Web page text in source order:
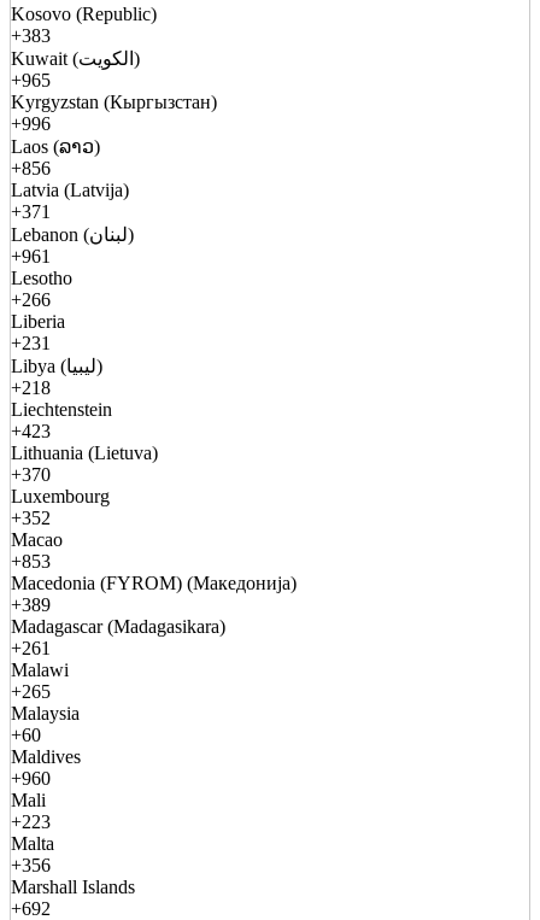
Kosovo (Republic)
+383
Kuwait (الكويت)
+965
Kyrgyzstan (Кыргызстан)
+996
Laos (ລາວ)
+856
Latvia (Latvija)
+371
Lebanon (لبنان)
+961
Lesotho
+266
Liberia
+231
Libya (ليبيا)
+218
Liechtenstein
+423
Lithuania (Lietuva)
+370
Luxembourg
+352
Macao
+853
Macedonia (FYROM) (Македонија)
+389
Madagascar (Madagasikara)
+261
Malawi
+265
Malaysia
+60
Maldives
+960
Mali
+223
Malta
+356
Marshall Islands
+692